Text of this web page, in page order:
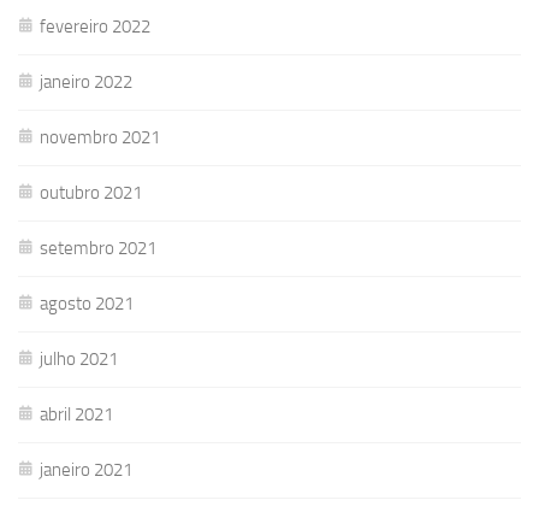
fevereiro 2022
janeiro 2022
novembro 2021
outubro 2021
setembro 2021
agosto 2021
julho 2021
abril 2021
janeiro 2021